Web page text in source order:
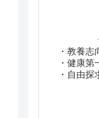
・教養志
・健康第
・自由探